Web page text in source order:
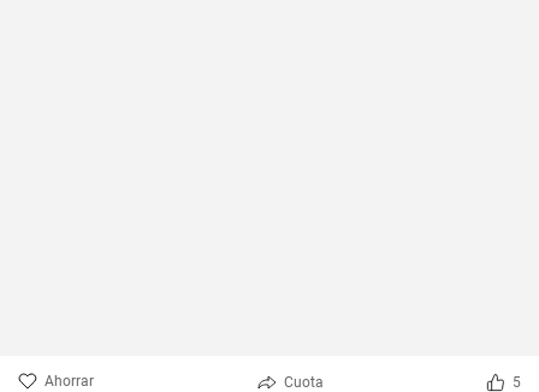
Ahorrar Cuota 5